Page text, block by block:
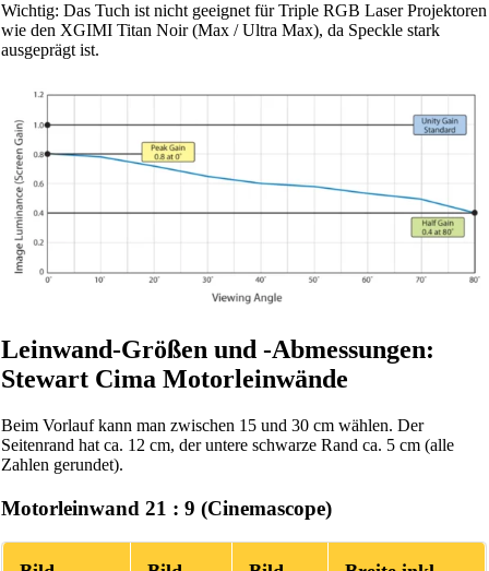
Wichtig: Das Tuch ist nicht geeignet für Triple RGB Laser Projektoren
wie den XGIMI Titan Noir (Max / Ultra Max), da Speckle stark
ausgeprägt ist.
Leinwand-Größen und -Abmessungen:
Stewart Cima Motorleinwände
Beim Vorlauf kann man zwischen 15 und 30 cm wählen. Der
Seitenrand hat ca. 12 cm, der untere schwarze Rand ca. 5 cm (alle
Zahlen gerundet).
Motorleinwand 21 : 9 (Cinemascope)